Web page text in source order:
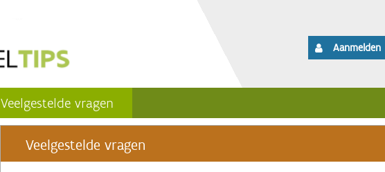
Aanmelden
Veelgestelde vragen
Veelgestelde vragen